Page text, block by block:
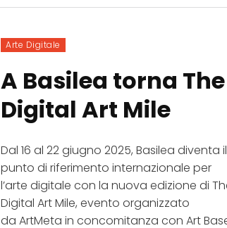
Arte Digitale
A Basilea torna The
Digital Art Mile
Dal 16 al 22 giugno 2025, Basilea diventa il
punto di riferimento internazionale per
l’arte digitale con la nuova edizione di
Digital Art Mile, evento organizzato
da ArtMeta in concomitanza con Art